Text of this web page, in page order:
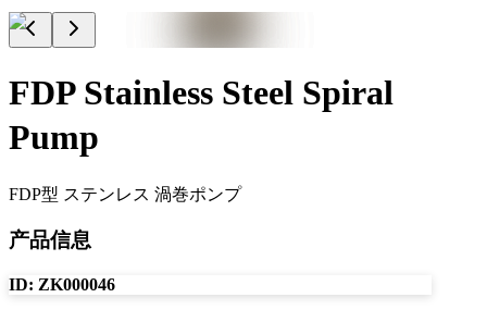
FDP Stainless Steel Spiral
Pump
FDP型 ステンレス 渦巻ポンプ
产品信息
ID: ZK000046